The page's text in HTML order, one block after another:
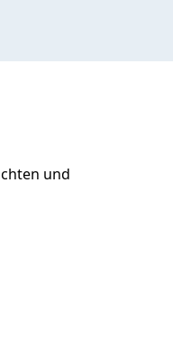
und